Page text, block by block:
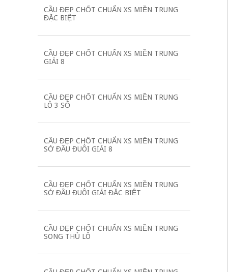
CẦU ĐẸP CHỐT CHUẨN XS MIỀN TRUNG
ĐẶC BIỆT
CẦU ĐẸP CHỐT CHUẨN XS MIỀN TRUNG
GIẢI 8
CẦU ĐẸP CHỐT CHUẨN XS MIỀN TRUNG
LÔ 3 SỐ
CẦU ĐẸP CHỐT CHUẨN XS MIỀN TRUNG
SỚ ĐẦU ĐUÔI GIẢI 8
CẦU ĐẸP CHỐT CHUẨN XS MIỀN TRUNG
SỚ ĐẦU ĐUÔI GIẢI ĐẶC BIỆT
CẦU ĐẸP CHỐT CHUẨN XS MIỀN TRUNG
SONG THỦ LÔ